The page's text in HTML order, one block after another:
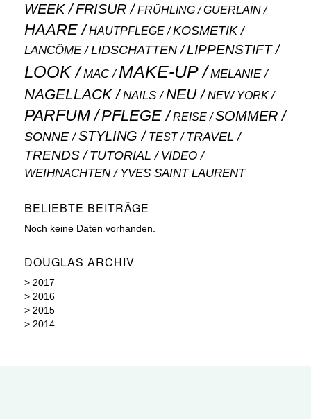
WEEK
FRISUR FRÜHLING GUERLAIN
HAARE HAUTPFLEGE
KOSMETIK
LANCÔME
LIDSCHATTEN LIPPENSTIFT
LOOK MAC MAKE-UP MELANIE
NAGELLACK NAILS NEU NEW YORK
PARFUM PFLEGE REISE SOMMER
SONNE STYLING TEST TRAVEL
TRENDS TUTORIAL VIDEO
WEIHNACHTEN YVES SAINT LAURENT
BELIEBTE BEITRÄGE
Noch keine Daten vorhanden.
DOUGLAS ARCHIV
> 2017
> 2016
> 2015
> 2014